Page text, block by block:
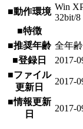
■動作環境 Win
32bit/8
■特徴
■推奨年齢 全年齢
■登録日
2017-
■ファイル
更新日
2017-
■情報更新
日
2017-